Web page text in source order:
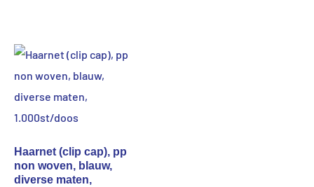
Haarnet (clip cap), pp
non woven, blauw,
diverse maten,